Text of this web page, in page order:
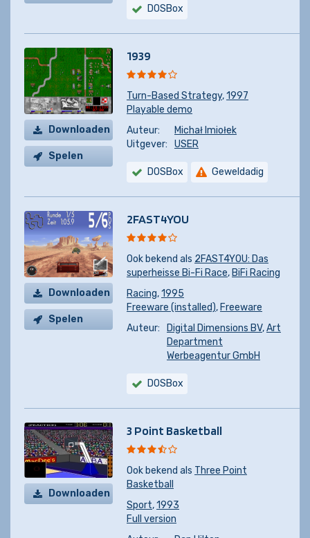
DOSBox
Downloaden
Spelen
1939
Turn-Based Strategy,1997
Playable demo
Auteur:
Michał Imiołek
Uitgever:
USER
DOSBox Geweldadig
Downloaden
Spelen
2FAST4YOU
Ook bekend als 2FAST4YOU: Das
superheisse Bi-Fi Race, BiFi Racing
Racing,1995
Freeware (installed), Freeware
Auteur:
Digital Dimensions BV,Art
Department
Werbeagentur GmbH
DOSBox
Downloaden
3 Point Basketball
Ook bekend als Three Point
Basketball
Sport,1993
Full version